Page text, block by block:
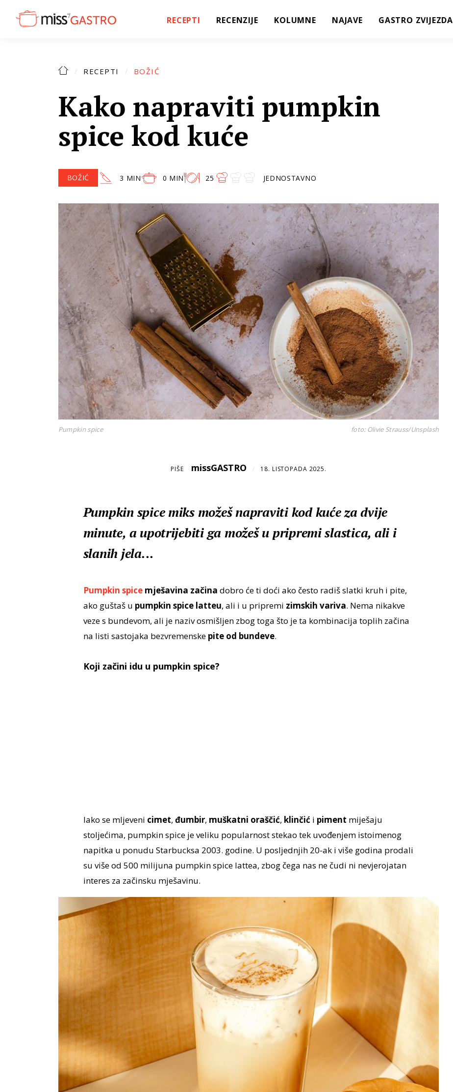
RECEPTI RECENZIJE KOLUMNE NAJAVE GASTRO ZVIJEZDA
RECEPTI BOŽIĆ
Kako napraviti pumpkin
spice kod kuće
BOŽIĆ 3 MIN 0 MIN 25 JEDNOSTAVNO
Pumpkin spice foto: Olivie Strauss/Unsplash
PIŠE missGASTRO / 18. LISTOPADA 2025.
Pumpkin spice miks možeš napraviti kod kuće za dvije
minute, a upotrijebiti ga možeš u pripremi slastica, ali i
slanih jela...
Pumpkin spice mješavina začina dobro će ti doći ako često radiš slatki kruh i pite,
ako guštaš u pumpkin spice latteu, ali i u pripremi zimskih variva. Nema nikakve
veze s bundevom, ali je naziv osmišljen zbog toga što je ta kombinacija toplih začina
na listi sastojaka bezvremenske pite od bundeve.
Koji začini idu u pumpkin spice?
Iako se mljeveni cimet, đumbir, muškatni oraščić, klinčić i piment miješaju
stoljećima, pumpkin spice je veliku popularnost stekao tek uvođenjem istoimenog
napitka u ponudu Starbucksa 2003. godine. U posljednjih 20-ak i više godina prodali
su više od 500 milijuna pumpkin spice lattea, zbog čega nas ne čudi ni nevjerojatan
interes za začinsku mješavinu.